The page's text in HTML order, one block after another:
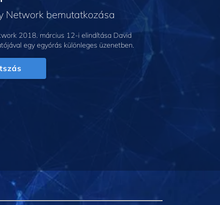
Network bemutatkozása
2018. március 12-i elindítása David
egy egyórás különleges üzenetben.